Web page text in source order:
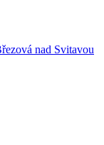
nad Svitavou